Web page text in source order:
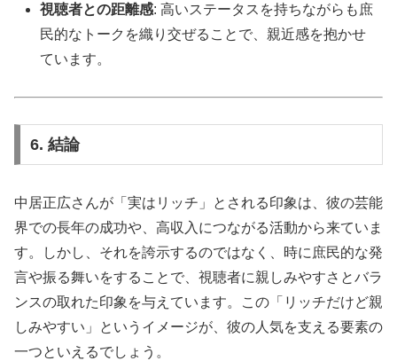
視聴者との距離感: 高いステータスを持ちながらも庶
民的なトークを織り交ぜることで、親近感を抱かせ
ています。
6. 結論
中居正広さんが「実はリッチ」とされる印象は、彼の芸能
界での長年の成功や、高収入につながる活動から来ていま
す。しかし、それを誇示するのではなく、時に庶民的な発
言や振る舞いをすることで、視聴者に親しみやすさとバラ
ンスの取れた印象を与えています。この「リッチだけど親
しみやすい」というイメージが、彼の人気を支える要素の
一つといえるでしょう。